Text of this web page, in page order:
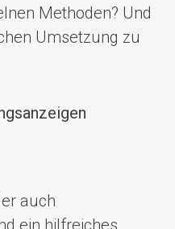
Methoden? Und
Umsetzung zu
auch
ein hilfreiches